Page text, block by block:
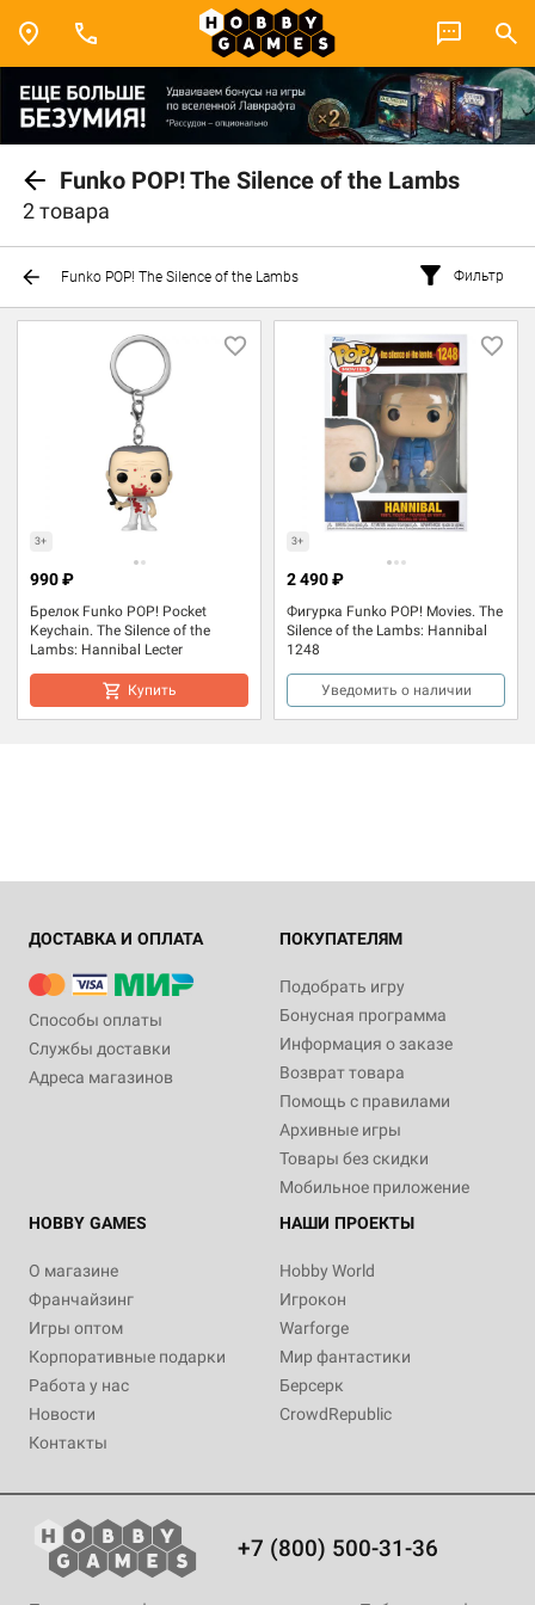
Funko POP! The Silence of the Lambs
2 товара
Funko POP! The Silence of the Lambs Фильтр
3+
Брелок Funko POP! Pocket
Keychain. The Silence of the
Lambs: Hannibal Lecter
990 ₽
Купить
3+
Фигурка Funko POP! Movies. The
Silence of the Lambs: Hannibal
1248
2 490 ₽
Уведомить о наличии
ДОСТАВКА И ОПЛАТА
Способы оплаты
Службы доставки
Адреса магазинов
ПОКУПАТЕЛЯМ
Подобрать игру
Бонусная программа
Информация о заказе
Возврат товара
Помощь с правилами
Архивные игры
Товары без скидки
Мобильное приложение
HOBBY GAMES
О магазине
Франчайзинг
Игры оптом
Корпоративные подарки
Работа у нас
Новости
Контакты
НАШИ ПРОЕКТЫ
Hobby World
Игрокон
Warforge
Мир фантастики
Берсерк
CrowdRepublic
+7 (800) 500-31-36